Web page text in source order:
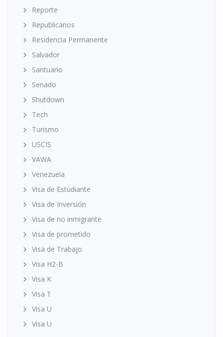
Reporte
Republicanos
Residencia Permanente
Salvador
Santuario
Senado
Shutdown
Tech
Turismo
USCIS
VAWA
Venezuela
Visa de Estudiante
Visa de Inversión
Visa de no inmigrante
Visa de prometido
Visa de Trabajo
Visa H2-B
Visa K
Visa T
Visa U
Visa U